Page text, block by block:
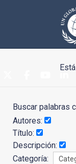
Buscar palabras
Autores:
Título:
Descripción:
Categoría: